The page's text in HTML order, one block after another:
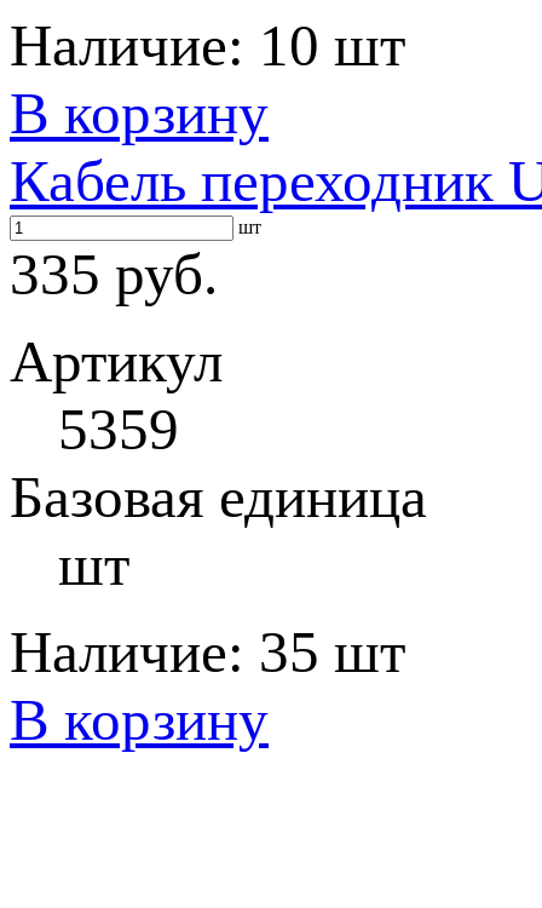
Наличие: 10 шт
В корзину
Кабель переходник
шт
335 руб.
Артикул
5359
Базовая единица
шт
Наличие: 35 шт
В корзину